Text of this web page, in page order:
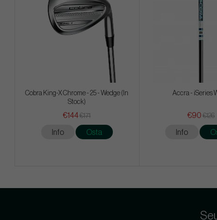
Cobra King-X Chrome - 25 - Wedge (In
Stock)
€144€171
Info Osta
Accra - iSeries
€90 €126
Info